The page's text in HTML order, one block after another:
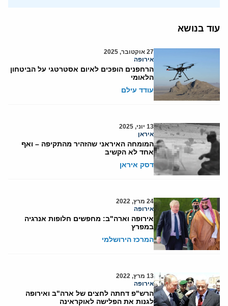
עוד בנושא
27 אוקטובר, 2025
אירופה
הרחפנים הופכים לאיום אסטרטגי על הביטחון
הלאומי
עודד עילם
13 יוני, 2025
איראן
המומחה האיראני שהזהיר מהתקיפה – ואף
אחד לא הקשיב
דסק איראן
24 מרץ, 2022
אירופה
אירופה וארה"ב: מחפשים חלופות אנרגיה
במפרץ
המרכז הירושלמי
13 מרץ, 2022
אירופה
הרש"פ דחתה לחצים של ארה"ב ואירופה
לגנות את הפלישה לאוקראינה